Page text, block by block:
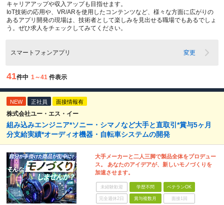
キャリアアップや収入アップも目指せます。
IoT技術の応用や、VR/ARを使用したコンテンツなど、様々な方面に広がりの
あるアプリ開発の現場は、技術者として楽しみを見出せる職場でもあるでしょ
う。ぜひ求人をチェックしてみてください。
スマートフォンアプリ 変更
41件中 1～41 件表示
NEW 正社員 面接情報有
株式会社ユー・エス・イー
組み込みエンジニア*ソニー・シマノなど大手と直取引*賞与5ヶ月
分支給実績*オーディオ機器・自転車システムの開発
大手メーカーと二人三脚で製品全体をプロデュー
ス。 あなたのアイデアが、新しいモノづくりを
加速させます。
未経験歓迎 学歴不問 ベテランOK
完全週休2日 賞与複数月 面接1回